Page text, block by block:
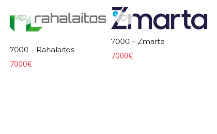
7000 – Rahalaitos
7000€
7000 – Zmarta
7000€